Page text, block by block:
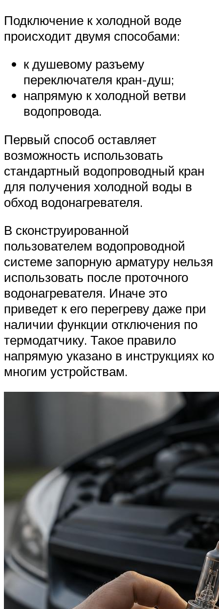
Подключение к холодной воде
происходит двумя способами:
к душевому разъему
переключателя кран-душ;
напрямую к холодной ветви
водопровода.
Первый способ оставляет
возможность использовать
стандартный водопроводный кран
для получения холодной воды в
обход водонагревателя.
В сконструированной
пользователем водопроводной
системе запорную арматуру нельзя
использовать после проточного
водонагревателя. Иначе это
приведет к его перегреву даже при
наличии функции отключения по
термодатчику. Такое правило
напрямую указано в инструкциях ко
многим устройствам.